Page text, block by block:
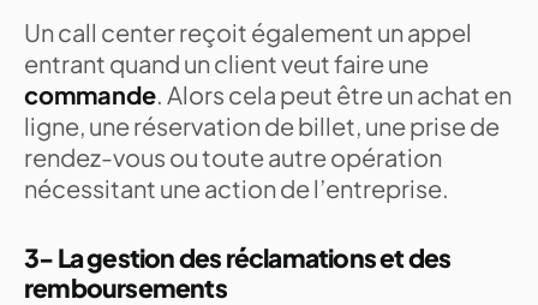
Un call center reçoit également un appel
entrant quand un client veut faire une
commande. Alors cela peut être un achat en
ligne, une réservation de billet, une prise de
rendez-vous ou toute autre opération
nécessitant une action de l’entreprise.
3- La gestion des réclamations et des
remboursements